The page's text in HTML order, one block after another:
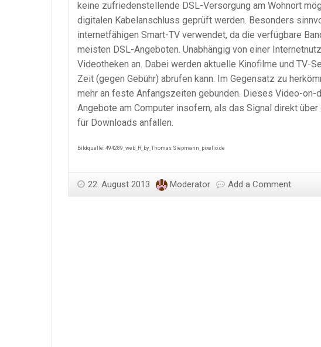
keine zufriedenstellende DSL-Versorgung am Wohnort
digitalen Kabelanschluss geprüft werden. Besonders
internetfähigen Smart-TV verwendet, da die verfügbare
meisten DSL-Angeboten. Unabhängig von einer
Videotheken an. Dabei werden aktuelle Kinofilme und TV-
Zeit (gegen Gebühr) abrufen kann. Im Gegensatz zu
mehr an feste Anfangszeiten gebunden. Dieses Video-
Angebote am Computer insofern, als das Signal direkt
für Downloads anfallen.
Bildquelle: 494289_web_R_by_Thomas Siepmann_pixelio.de
22. August 2013 Moderator Add a Comment